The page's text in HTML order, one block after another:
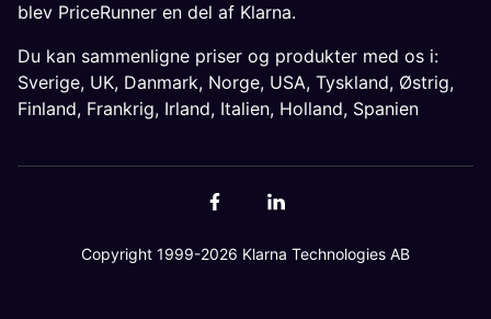
blev PriceRunner en del af Klarna.
Du kan sammenligne priser og produkter med os i:
Sverige, UK, Danmark, Norge, USA, Tyskland, Østrig,
Finland, Frankrig, Irland, Italien, Holland, Spanien
Copyright 1999-2026 Klarna Technologies AB